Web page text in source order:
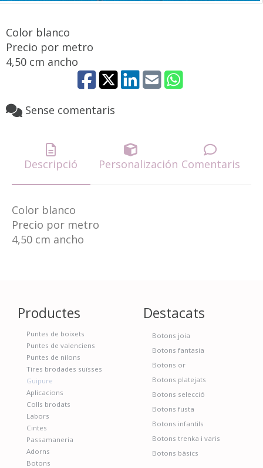
Color blanco
Precio por metro
4,50 cm ancho
Sense comentaris
Descripció Personalización Comentaris
Color blanco
Precio por metro
4,50 cm ancho
Productes
Puntes de boixets
Puntes de valenciens
Puntes de nilons
Tires brodades suïsses
Guipure
Aplicacions
Colls brodats
Labors
Cintes
Passamaneria
Adorns
Botons
Destacats
Botons joia
Botons fantasia
Botons or
Botons platejats
Botons selecció
Botons fusta
Botons infantils
Botons trenka i varis
Botons bàsics